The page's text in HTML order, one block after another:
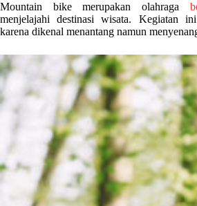
Mountain bike merupakan olahraga
menjelajahi destinasi wisata. Kegiatan
karena dikenal menantang namun